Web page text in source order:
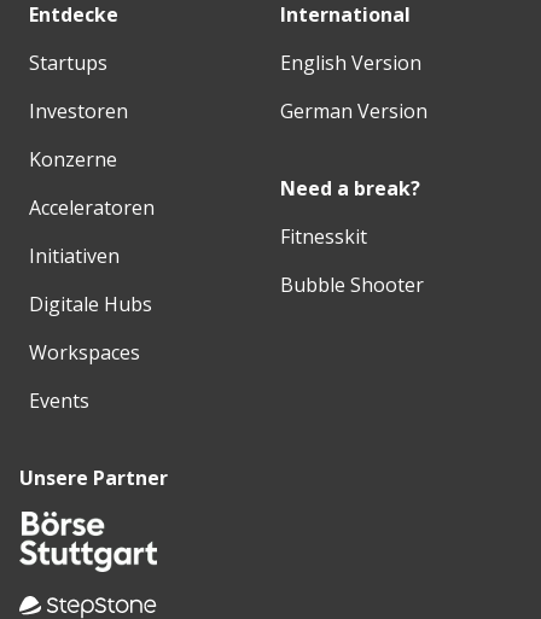
Entdecke
Startups
Investoren
Konzerne
Acceleratoren
Initiativen
Digitale Hubs
Workspaces
Events
International
English Version
German Version
Need a break?
Fitnesskit
Bubble Shooter
Unsere Partner